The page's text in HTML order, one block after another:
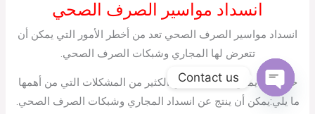
انسداد مواسير الصرف الصحي
انسداد مواسير الصرف الصحي تعد من أخطر الأمور التي يمكن أن
تتعرض لها المجاري وشبكات الصرف الصحي.
حيث أنها يمكن أن تتسبب في الكثير من المشكلات التي من أهمها
ما يلي:يمكن أن ينتج عن انسداد المجاري وشبكات الصرف الصحي.
Contact us
Open
chaty